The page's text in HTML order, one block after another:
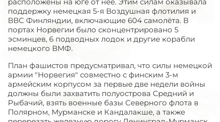
поддержку немецкая 5-я Воздушная флотилия и
ВВС Финляндии, включающие 604 самолёта. В
портах Норвегии было сконцентрировано 5
эсминцев, 6 подводных лодок и другие корабли
немецкого ВМФ.
План фашистов предусматривал, что силы немецкой
армии "Норвегия" совместно с финским 3-м
армейским корпусом за первые две недели войны
должны были захватить полуострова Средний и
Рыбачий, взять военные базы Северного флота в
Полярном, Мурманске и Кандалакше, а также